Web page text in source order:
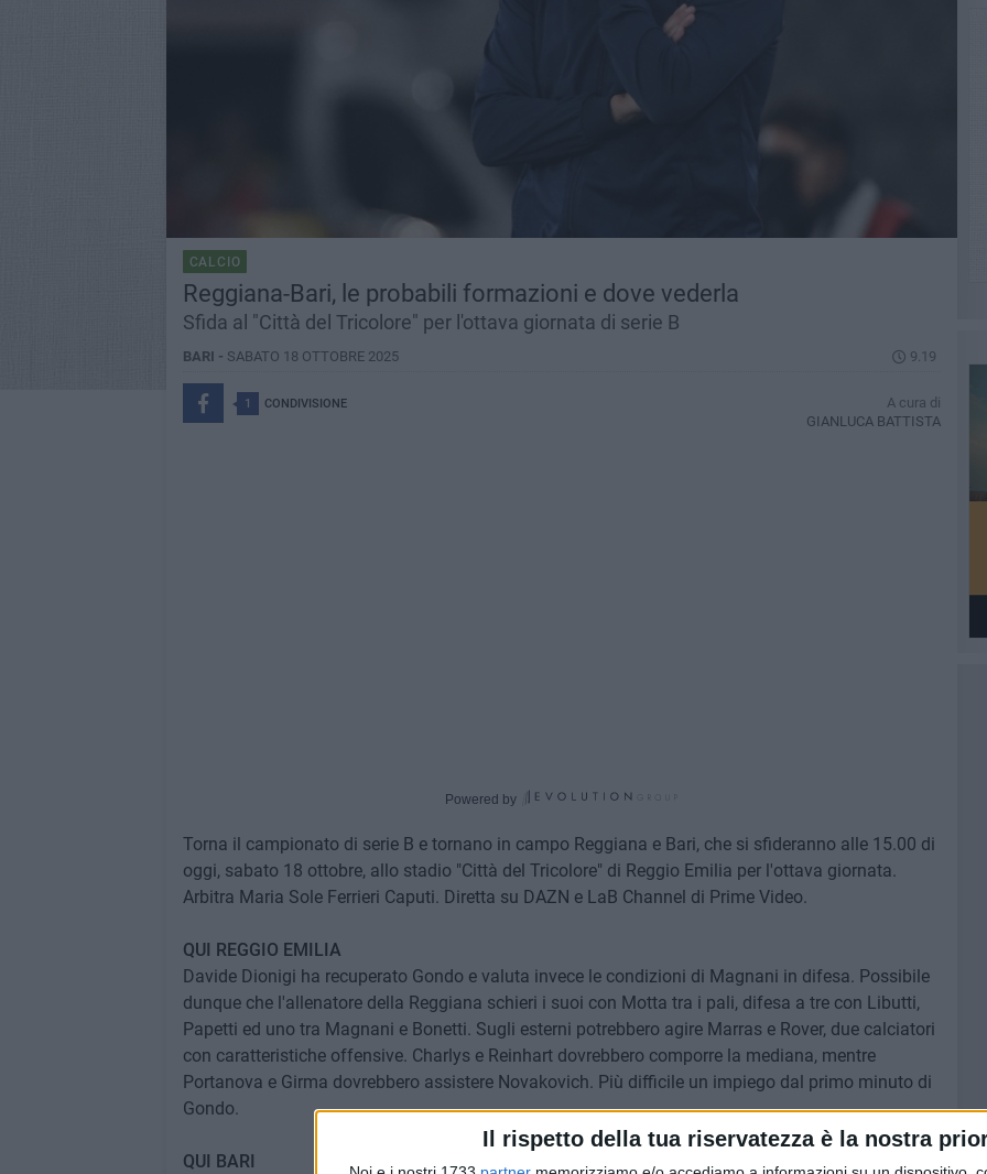
Il rispetto della tua riservatezza è la nostra
CALCIO
Reggiana-Bari, le probabili formazioni e dove vederla
Sfida al "Città del Tricolore" per l'ottava giornata di serie B
BARI - SABATO 18 OTTOBRE 2025 9.19
1 CONDIVISIONE
A cura di
GIANLUCA BATTISTA
Powered by
Torna il campionato di serie B e tornano in campo Reggiana e Bari, che si sfideranno alle 15.00 di
oggi, sabato 18 ottobre, allo stadio "Città del Tricolore" di Reggio Emilia per l'ottava giornata.
Arbitra Maria Sole Ferrieri Caputi. Diretta su DAZN e LaB Channel di Prime Video.
QUI REGGIO EMILIA
Davide Dionigi ha recuperato Gondo e valuta invece le condizioni di Magnani in difesa. Possibile
dunque che l'allenatore della Reggiana schieri i suoi con Motta tra i pali, difesa a tre con Libutti,
Papetti ed uno tra Magnani e Bonetti. Sugli esterni potrebbero agire Marras e Rover, due calciatori
con caratteristiche offensive. Charlys e Reinhart dovrebbero comporre la mediana, mentre
Portanova e Girma dovrebbero assistere Novakovich. Più difficile un impiego dal primo minuto di
Gondo.
QUI BARI